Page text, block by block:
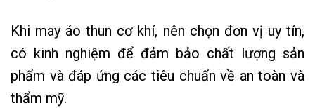
Khi may áo thun cơ khí, nên chọn đơn vị uy tín,
có kinh nghiệm để đảm bảo chất lượng sản
phẩm và đáp ứng các tiêu chuẩn về an toàn và
thẩm mỹ.